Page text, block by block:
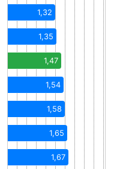
1,32
1,35
1,47
1,54
1,58
1,65
1,67